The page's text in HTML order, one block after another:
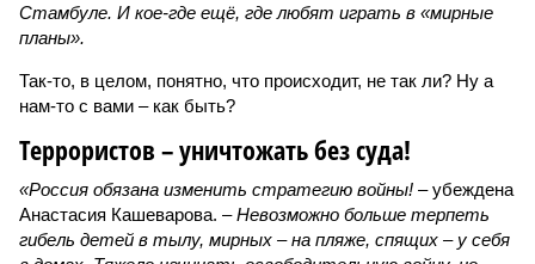
Стамбуле. И кое-где ещё, где любят играть в «мирные
планы».
Так-то, в целом, понятно, что происходит, не так ли? Ну а
нам-то с вами – как быть?
Террористов – уничтожать без суда!
«Россия обязана изменить стратегию войны! – убеждена
Анастасия Кашеварова. –Невозможно больше терпеть
гибель детей в тылу, мирных – на пляже, спящих – у себя